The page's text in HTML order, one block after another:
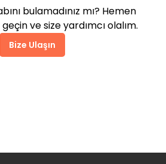
bulamadınız mı? Hemen
ve size yardımcı olalım.
Bize Ulaşın